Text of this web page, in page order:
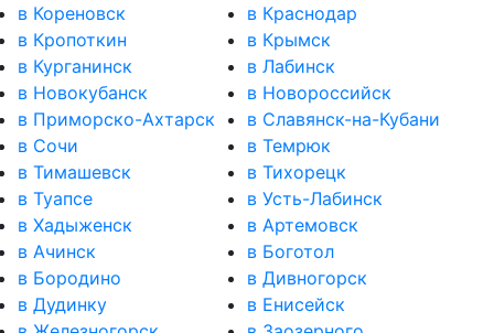
в Кореновск
в Краснодар
в Кропоткин
в Крымск
в Курганинск
в Лабинск
в Новокубанск
в Новороссийск
в Приморско-Ахтарск
в Славянск-на-Кубани
в Сочи
в Темрюк
в Тимашевск
в Тихорецк
в Туапсе
в Усть-Лабинск
в Хадыженск
в Артемовск
в Ачинск
в Боготол
в Бородино
в Дивногорск
в Дудинку
в Енисейск